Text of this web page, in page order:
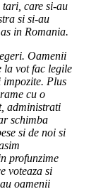
care si-au
si si-au
in Romania.
Oamenii
la vot fac legile
Plus
cu o
administrati
schimba
si de noi si
profunzime
voteaza si
oamenii